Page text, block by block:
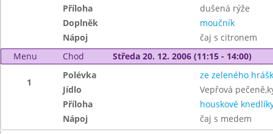
Příloha
dušená rýže
Doplněk
moučník
Nápoj
čaj s citronem
Menu
Chod Středa 20. 12. 2006 (11:15 - 14:00)
1
Polévka
ze zeleného
Jídlo
Vepřová
Příloha
houskové
Nápoj
čaj s medem